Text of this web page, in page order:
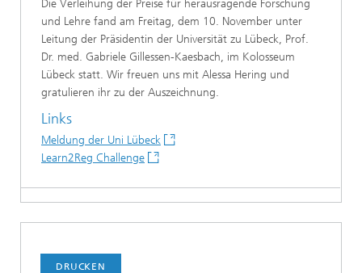
Die Verleihung der Preise für herausragende Forschung
und Lehre fand am Freitag, dem 10. November unter
Leitung der Präsidentin der Universität zu Lübeck, Prof.
Dr. med. Gabriele Gillessen-Kaesbach, im Kolosseum
Lübeck statt. Wir freuen uns mit Alessa Hering und
gratulieren ihr zu der Auszeichnung.
Links
Meldung der Uni Lübeck
Learn2Reg Challenge
DRUCKEN